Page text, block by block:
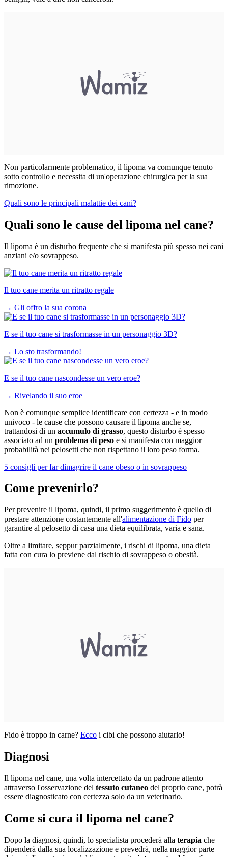
Non particolarmente problematico, il lipoma va comunque tenuto
sotto controllo e necessita di un'operazione chirurgica per la sua
rimozione.
Quali sono le principali malattie dei cani?
Quali sono le cause del lipoma nel cane?
Il lipoma è un disturbo frequente che si manifesta più spesso nei cani
anziani e/o sovrappeso.
Il tuo cane merita un ritratto regale
→ Gli offro la sua corona
E se il tuo cane si trasformasse in un personaggio 3D?
→ Lo sto trasformando!
E se il tuo cane nascondesse un vero eroe?
→ Rivelando il suo eroe
Non è comunque semplice identificare con certezza - e in modo
univoco - le cause che possono causare il lipoma anche se,
trattandosi di un accumulo di grasso, questo disturbo è spesso
associato ad un problema di peso e si manifesta con maggior
probabilità nei pelosetti che non rispettano il loro peso forma.
5 consigli per far dimagrire il cane obeso o in sovrappeso
Come prevenirlo?
Per prevenire il lipoma, quindi, il primo suggerimento è quello di
prestare attenzione costantemente all'alimentazione di Fido per
garantire al pelosetto di casa una dieta equilibrata, varia e sana.
Oltre a limitare, seppur parzialmente, i rischi di lipoma, una dieta
fatta con cura lo previene dal rischio di sovrappeso o obesità.
Fido è troppo in carne? Ecco i cibi che possono aiutarlo!
Diagnosi
Il lipoma nel cane, una volta intercettato da un padrone attento
attraverso l'osservazione del tessuto cutaneo del proprio cane, potrà
essere diagnosticato con certezza solo da un veterinario.
Come si cura il lipoma nel cane?
Dopo la diagnosi, quindi, lo specialista procederà alla terapia che
dipenderà dalla sua localizzazione e prevedrà, nella maggior parte